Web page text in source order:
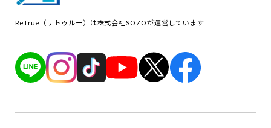
ReTrue（リトゥルー）は株式会社SOZOが運営しています